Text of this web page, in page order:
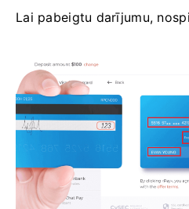
Lai pabeigtu darījumu,